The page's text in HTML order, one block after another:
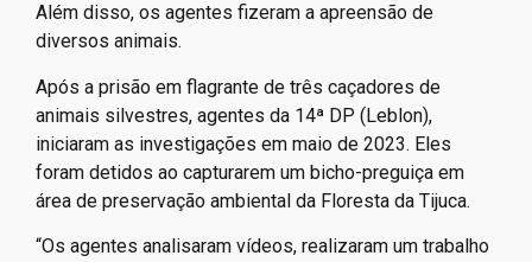
Além disso, os agentes fizeram a apreensão de
diversos animais.
Após a prisão em flagrante de três caçadores de
animais silvestres, agentes da 14ª DP (Leblon),
iniciaram as investigações em maio de 2023. Eles
foram detidos ao capturarem um bicho-preguiça em
área de preservação ambiental da Floresta da Tijuca.
“Os agentes analisaram vídeos, realizaram um trabalho